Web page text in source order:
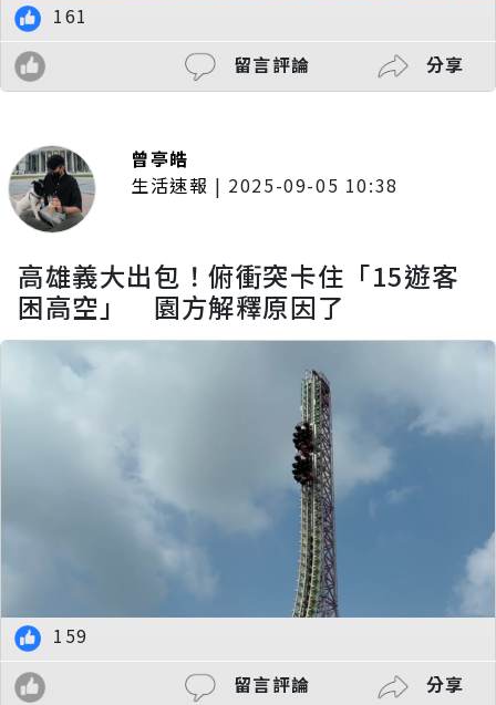
161
留言評論
分享
曾亭皓
生活速報 | 2025-09-05 10:38
高雄義大出包！俯衝突卡住「15遊客
困高空」 園方解釋原因了
159
留言評論
分享